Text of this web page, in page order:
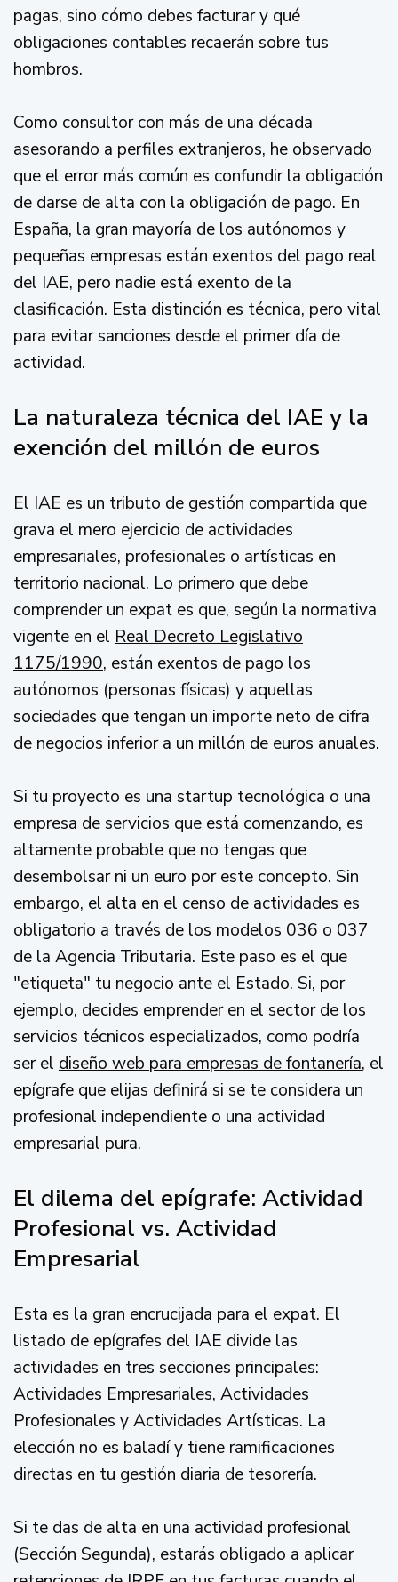
pagas, sino cómo debes facturar y qué
obligaciones contables recaerán sobre tus
hombros.
Como consultor con más de una década
asesorando a perfiles extranjeros, he observado
que el error más común es confundir la obligación
de darse de alta con la obligación de pago. En
España, la gran mayoría de los autónomos y
pequeñas empresas están exentos del pago real
del IAE, pero nadie está exento de la
clasificación. Esta distinción es técnica, pero vital
para evitar sanciones desde el primer día de
actividad.
La naturaleza técnica del IAE y la
exención del millón de euros
El IAE es un tributo de gestión compartida que
grava el mero ejercicio de actividades
empresariales, profesionales o artísticas en
territorio nacional. Lo primero que debe
comprender un expat es que, según la normativa
vigente en el Real Decreto Legislativo
1175/1990, están exentos de pago los
autónomos (personas físicas) y aquellas
sociedades que tengan un importe neto de cifra
de negocios inferior a un millón de euros anuales.
Si tu proyecto es una startup tecnológica o una
empresa de servicios que está comenzando, es
altamente probable que no tengas que
desembolsar ni un euro por este concepto. Sin
embargo, el alta en el censo de actividades es
obligatorio a través de los modelos 036 o 037
de la Agencia Tributaria. Este paso es el que
"etiqueta" tu negocio ante el Estado. Si, por
ejemplo, decides emprender en el sector de los
servicios técnicos especializados, como podría
ser el diseño web para empresas de fontanería, el
epígrafe que elijas definirá si se te considera un
profesional independiente o una actividad
empresarial pura.
El dilema del epígrafe: Actividad
Profesional vs. Actividad
Empresarial
Esta es la gran encrucijada para el expat. El
listado de epígrafes del IAE divide las
actividades en tres secciones principales:
Actividades Empresariales, Actividades
Profesionales y Actividades Artísticas. La
elección no es baladí y tiene ramificaciones
directas en tu gestión diaria de tesorería.
Si te das de alta en una actividad profesional
(Sección Segunda), estarás obligado a aplicar